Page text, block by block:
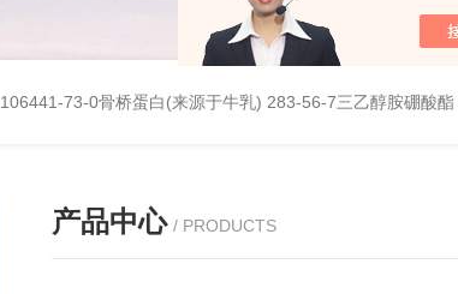
106441-73-0骨桥蛋白(来源于牛乳) 283-56-7三乙醇胺硼酸酯
产品中心 / PRODUCTS